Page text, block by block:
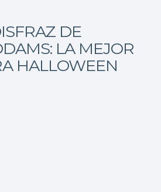
DE
LA MEJOR
HALLOWEEN